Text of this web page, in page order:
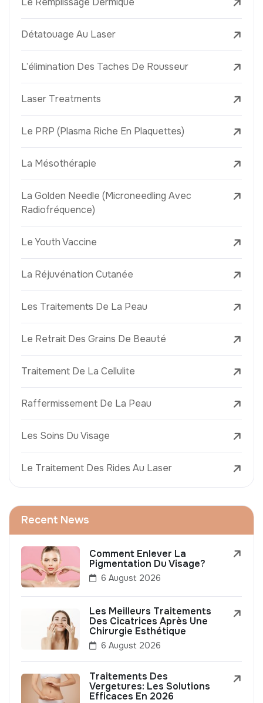
Détatouage Au Laser
L’élimination Des Taches De Rousseur
Laser Treatments
Le PRP (Plasma Riche En Plaquettes)
La Mésothérapie
La Golden Needle (Microneedling Avec
Radiofréquence)
Le Youth Vaccine
La Réjuvénation Cutanée
Les Traitements De La Peau
Le Retrait Des Grains De Beauté
Traitement De La Cellulite
Raffermissement De La Peau
Les Soins Du Visage
Le Traitement Des Rides Au Laser
Recent News
Comment Enlever La
Pigmentation Du Visage?
6 August 2026
Les Meilleurs Traitements
Des Cicatrices Après Une
Chirurgie Esthétique
6 August 2026
Traitements Des
Vergetures: Les Solutions
Efficaces En 2026